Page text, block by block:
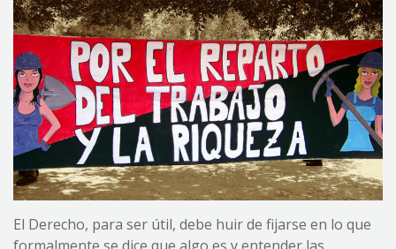
El Derecho, para ser útil, debe huir de fijarse en lo que
formalmente se dice que algo es y entender las